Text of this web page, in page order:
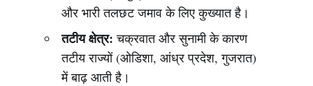
और भारी तलछट जमाव के लिए कुख्यात है।
तटीय क्षेत्र: चक्रवात और सुनामी के कारण
तटीय राज्यों (ओडिशा, आंध्र प्रदेश, गुजरात)
में बाढ़ आती है।